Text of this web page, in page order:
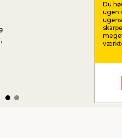
Du
ugen